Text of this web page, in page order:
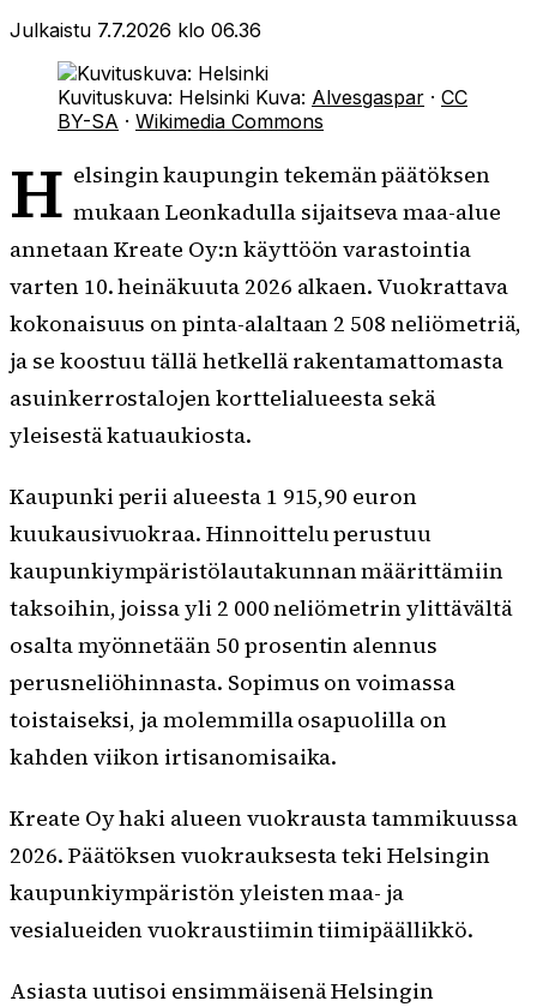
Julkaistu 7.7.2026 klo 06.36
Kuvituskuva: Helsinki Kuva: Alvesgaspar · CC
BY-SA · Wikimedia Commons
H elsingin kaupungin tekemän päätöksen
mukaan Leonkadulla sijaitseva maa-alue
annetaan Kreate Oy:n käyttöön varastointia
varten 10. heinäkuuta 2026 alkaen. Vuokrattava
kokonaisuus on pinta-alaltaan 2 508 neliömetriä,
ja se koostuu tällä hetkellä rakentamattomasta
asuinkerrostalojen korttelialueesta sekä
yleisestä katuaukiosta.
Kaupunki perii alueesta 1 915,90 euron
kuukausivuokraa. Hinnoittelu perustuu
kaupunkiympäristölautakunnan määrittämiin
taksoihin, joissa yli 2 000 neliömetrin ylittävältä
osalta myönnetään 50 prosentin alennus
perusneliöhinnasta. Sopimus on voimassa
toistaiseksi, ja molemmilla osapuolilla on
kahden viikon irtisanomisaika.
Kreate Oy haki alueen vuokrausta tammikuussa
2026. Päätöksen vuokrauksesta teki Helsingin
kaupunkiympäristön yleisten maa- ja
vesialueiden vuokraustiimin tiimipäällikkö.
Asiasta uutisoi ensimmäisenä Helsingin